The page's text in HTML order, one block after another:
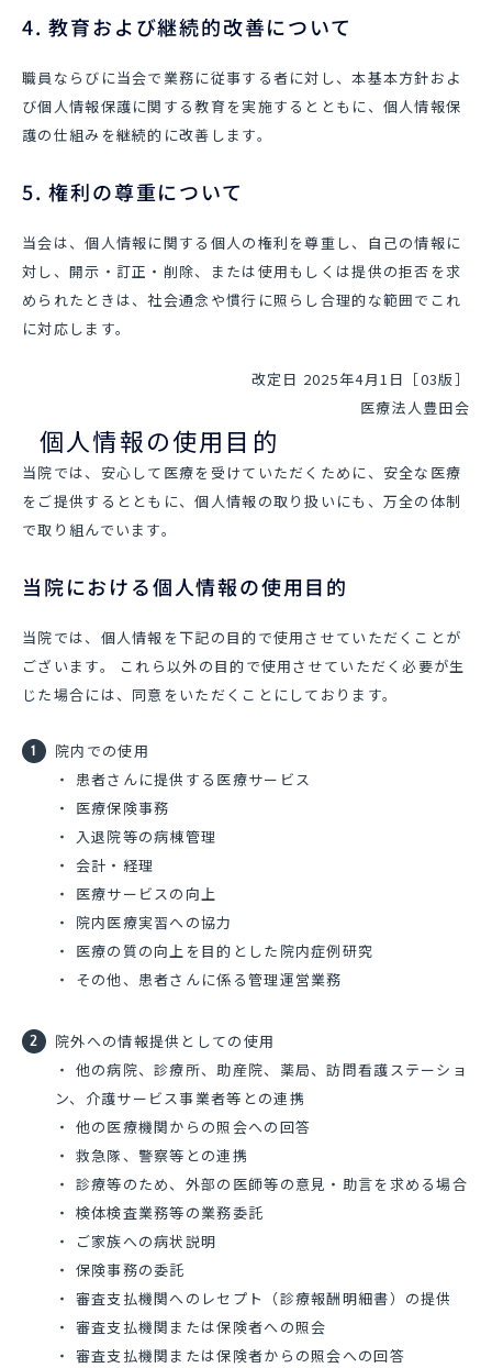
4. 教育および継続的改善について
職員ならびに当会で業務に従事する者に対し、本基本方針およ
び個人情報保護に関する教育を実施するとともに、個人情報保
護の仕組みを継続的に改善します。
5. 権利の尊重について
当会は、個人情報に関する個人の権利を尊重し、自己の情報に
対し、開示・訂正・削除、または使用もしくは提供の拒否を求
められたときは、社会通念や慣行に照らし合理的な範囲でこれ
に対応します。
改定日 2025年4月1日［03版］
医療法人豊田会
個人情報の使用目的
当院では、安心して医療を受けていただくために、安全な医療
をご提供するとともに、個人情報の取り扱いにも、万全の体制
で取り組んでいます。
当院における個人情報の使用目的
当院では、個人情報を下記の目的で使用させていただくことが
ございます。 これら以外の目的で使用させていただく必要が生
じた場合には、同意をいただくことにしております。
院内での使用
・ 患者さんに提供する医療サービス
・ 医療保険事務
・ 入退院等の病棟管理
・ 会計・経理
・ 医療サービスの向上
・ 院内医療実習への協力
・ 医療の質の向上を目的とした院内症例研究
・ その他、患者さんに係る管理運営業務
院外への情報提供としての使用
・ 他の病院、診療所、助産院、薬局、訪問看護ステーショ
ン、介護サービス事業者等との連携
・ 他の医療機関からの照会への回答
・ 救急隊、警察等との連携
・ 診療等のため、外部の医師等の意見・助言を求める場合
・ 検体検査業務等の業務委託
・ ご家族への病状説明
・ 保険事務の委託
・ 審査支払機関へのレセプト（診療報酬明細書）の提供
・ 審査支払機関または保険者への照会
・ 審査支払機関または保険者からの照会への回答